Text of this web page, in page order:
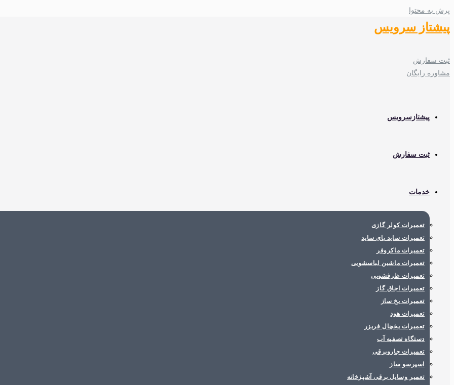
پرش به محتوا
پیشتاز سرویس
ثبت سفارش
مشاوره رایگان
پیشتازسرویس
ثبت سفارش
خدمات
تعمیرات کولر گازی
تعمیرات ساید بای ساید
تعمیرات ماکروفر
تعمیرات ماشین لباسشویی
تعمیرات ظرفشویی
تعمیرات اجاق گاز
تعمیرات یخ ساز
تعمیرات هود
تعمیرات یخچال فریزر
دستگاه تصفیه آب
تعمیرات جاروبرقی
اسپرسو ساز
تعمیر وسایل برقی آشپزخانه